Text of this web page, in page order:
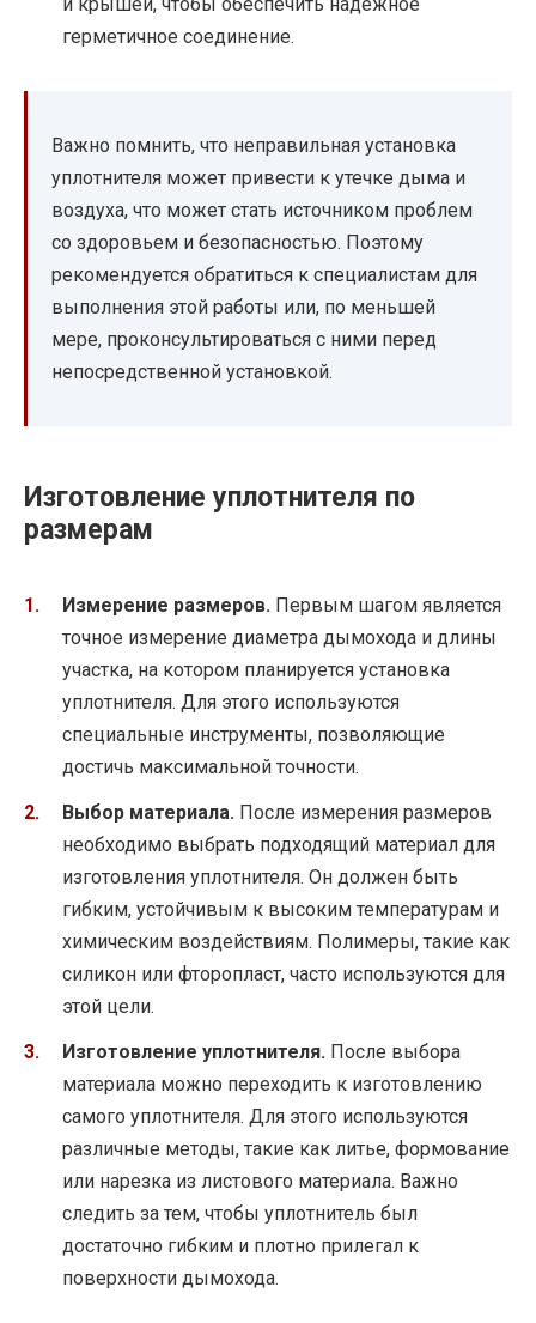
и крышей, чтобы обеспечить надежное
герметичное соединение.
Важно помнить, что неправильная установка
уплотнителя может привести к утечке дыма и
воздуха, что может стать источником проблем
со здоровьем и безопасностью. Поэтому
рекомендуется обратиться к специалистам для
выполнения этой работы или, по меньшей
мере, проконсультироваться с ними перед
непосредственной установкой.
Изготовление уплотнителя по
размерам
Измерение размеров. Первым шагом является
точное измерение диаметра дымохода и длины
участка, на котором планируется установка
уплотнителя. Для этого используются
специальные инструменты, позволяющие
достичь максимальной точности.
Выбор материала. После измерения размеров
необходимо выбрать подходящий материал для
изготовления уплотнителя. Он должен быть
гибким, устойчивым к высоким температурам и
химическим воздействиям. Полимеры, такие как
силикон или фторопласт, часто используются для
этой цели.
Изготовление уплотнителя. После выбора
материала можно переходить к изготовлению
самого уплотнителя. Для этого используются
различные методы, такие как литье, формование
или нарезка из листового материала. Важно
следить за тем, чтобы уплотнитель был
достаточно гибким и плотно прилегал к
поверхности дымохода.